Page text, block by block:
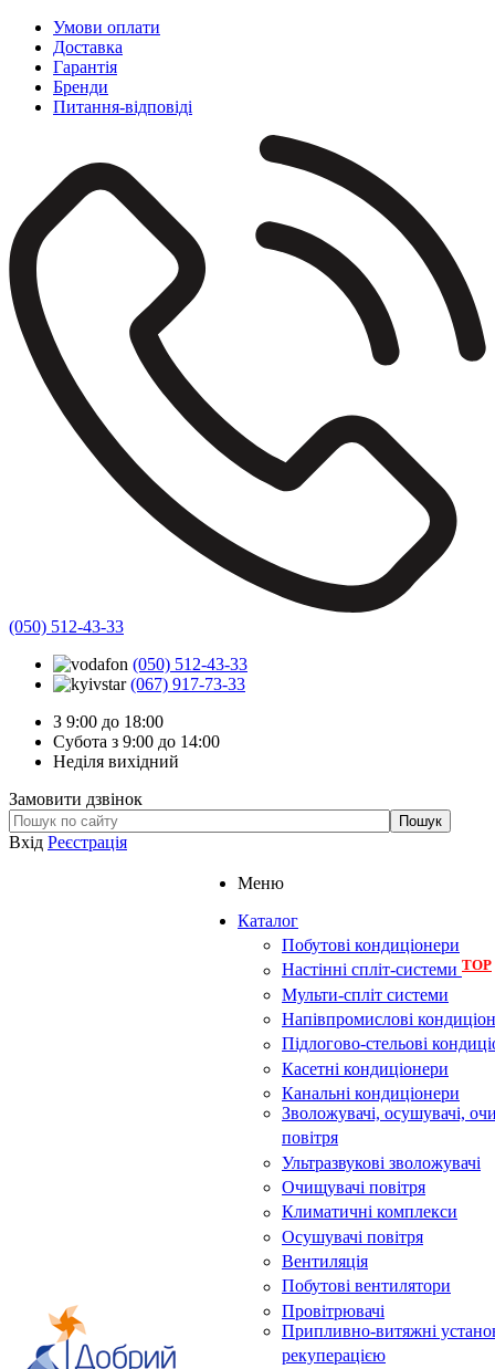
Умови оплати
Доставка
Гарантія
Бренди
Питання-відповіді
(050) 512-43-33
(050) 512-43-33
(067) 917-73-33
З 9:00 до 18:00
Субота з 9:00 до 14:00
Неділя вихідний
Замовити дзвінок
Вхід Реєстрація
Меню
Каталог
Побутові кондиціонери
Настінні спліт-системи TOP
Мульти-спліт системи
Напівпромислові
Підлогово-стельові
Касетні кондиціонери
Канальні кондиціонери
Зволожувачі, осушувачі,
повітря
Ультразвукові зволожувачі
Очищувачі повітря
Климатичні комплекси
Осушувачі повітря
Вентиляція
Побутові вентилятори
Провітрювачі
Припливно-витяжні
рекуперацією